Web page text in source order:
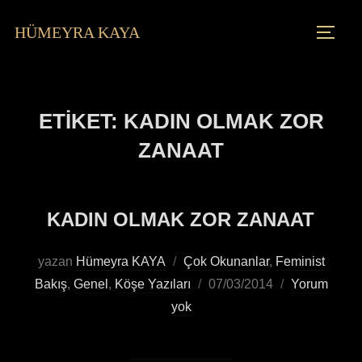
HÜMEYRA KAYA
ETIKET: KADIN OLMAK ZOR
ZANAAT
KADIN OLMAK ZOR ZANAAT
yazan Hümeyra KAYA Çok Okunanlar, Feminist
Bakış, Genel , Köşe Yazıları 07/03/2014
Yorum
yok